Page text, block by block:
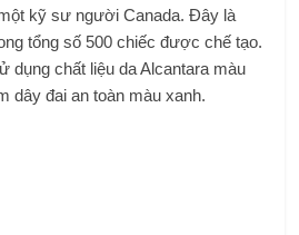
kỹ sư người Canada. Đây là
tổng số 500 chiếc được chế tạo.
dụng chất liệu da Alcantara màu
dây đai an toàn màu xanh.